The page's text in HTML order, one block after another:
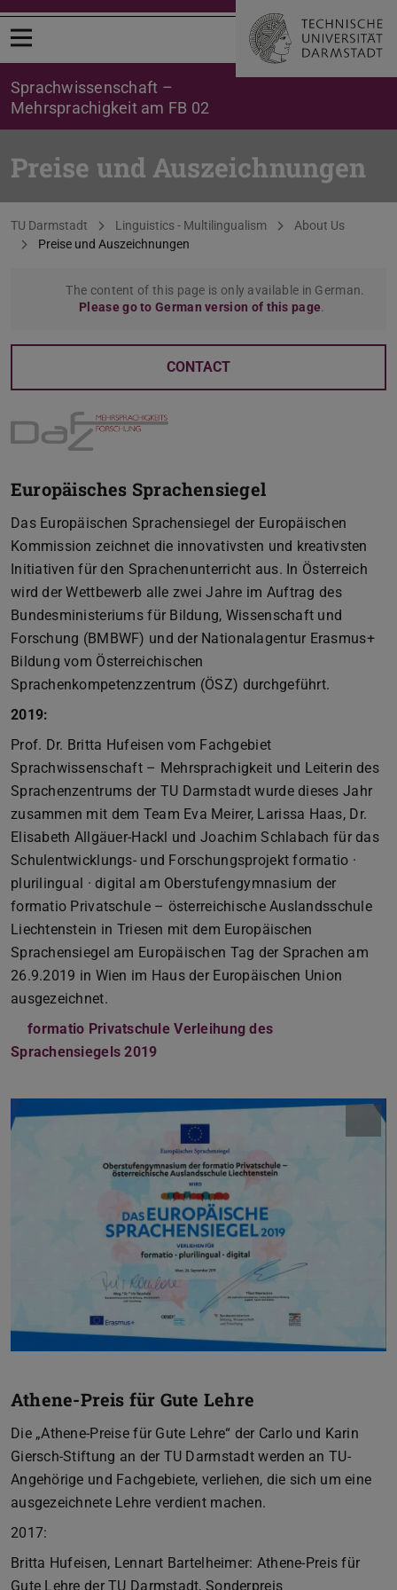
Open menu
Sprachwissenschaft –
Mehrsprachigkeit am FB 02
Preise und Auszeichnungen
You are here:
TU Darmstadt Linguistics - Multilingualism
About Us
Preise und Auszeichnungen
The content of this page is only available in German.
Please go to German version of this page.
CONTACT
Europäisches Sprachensiegel
Das Europäischen Sprachensiegel der Europäischen
Kommission zeichnet die innovativsten und kreativsten
Initiativen für den Sprachenunterricht aus. In Österreich
wird der Wettbewerb alle zwei Jahre im Auftrag des
Bundesministeriums für Bildung, Wissenschaft und
Forschung (BMBWF) und der Nationalagentur Erasmus+
Bildung vom Österreichischen
Sprachenkompetenzzentrum (ÖSZ) durchgeführt.
2019:
Prof. Dr. Britta Hufeisen vom Fachgebiet
Sprachwissenschaft – Mehrsprachigkeit und Leiterin des
Sprachenzentrums der TU Darmstadt wurde dieses Jahr
zusammen mit dem Team Eva Meirer, Larissa Haas, Dr.
Elisabeth Allgäuer-Hackl und Joachim Schlabach für das
Schulentwicklungs- und Forschungsprojekt formatio ·
plurilingual · digital am Oberstufengymnasium der
formatio Privatschule – österreichische Auslandsschule
Liechtenstein in Triesen mit dem Europäischen
Sprachensiegel am Europäischen Tag der Sprachen am
26.9.2019 in Wien im Haus der Europäischen Union
ausgezeichnet.
formatio Privatschule Verleihung des
Sprachensiegels 2019
Athene-Preis für Gute Lehre
Die „Athene-Preise für Gute Lehre“ der Carlo und Karin
Giersch-Stiftung an der TU Darmstadt werden an TU-
Angehörige und Fachgebiete, verliehen, die sich um eine
ausgezeichnete Lehre verdient machen.
2017:
Britta Hufeisen, Lennart Bartelheimer: Athene-Preis für
Gute Lehre der TU Darmstadt, Sonderpreis